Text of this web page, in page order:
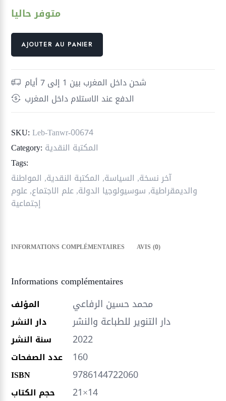
متوفر حاليا
quantité
de
والديمقراطية
في
مجتمعات
؛
دراسة
في
سوسيولوجيا
الدولة
AJOUTER AU PANIER
شحن داخل المغرب بين 1 إلى 7 أيام
الدفع عند الاستلام داخل المغرب
SKU: Leb-Tanwr-00674
Category: المكتبة النقدية
Tags:
آخر نسخة, السياسة, المكتبة النقدية, المواطنة
والديمقراطية,سوسيولوجيا الدولة,علم الاجتماع,علوم
إجتماعية
INFORMATIONS COMPLÉMENTAIRES AVIS (0)
Informations complémentaires
المؤلف محمد حسين الرفاعي
دار النشر دار التنوير للطباعة والنشر
سنة النشر 2022
عدد الصفحات 160
ISBN 9786144722060
حجم الكتاب 21×14